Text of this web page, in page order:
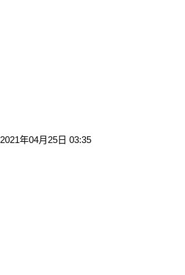
2021年04月25日 03:35